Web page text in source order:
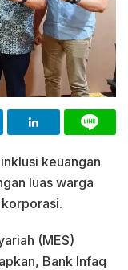
keuangan
luas warga
(MES)
Bank Infaq